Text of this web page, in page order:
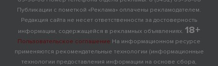
Публикации с пометкой «Реклама» оплачены рекламодателем.
Редакция сайта не несет ответственности за достоверность
информации, содержащейся в рекламных объявлениях. 18+
Пользовательское соглашение На информационном ресурсе
применяются рекомендательные технологии (информационные
технологии предоставления информации на основе сбора,